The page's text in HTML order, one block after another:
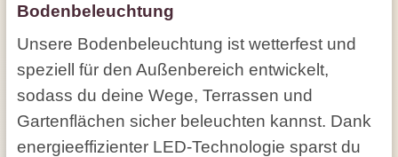
Bodenbeleuchtung
Unsere Bodenbeleuchtung ist wetterfest und
speziell für den Außenbereich entwickelt,
sodass du deine Wege, Terrassen und
Gartenflächen sicher beleuchten kannst. Dank
energieeffizienter LED-Technologie sparst du